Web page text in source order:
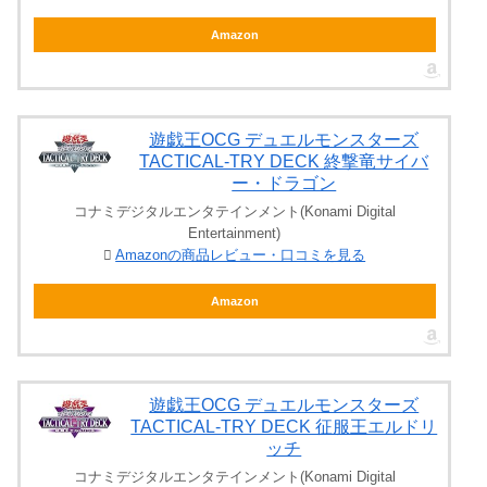
Amazon
遊戯王OCG デュエルモンスターズ
TACTICAL-TRY DECK 終撃竜サイバ
ー・ドラゴン
コナミデジタルエンタテインメント(Konami Digital
Entertainment)
Amazonの商品レビュー・口コミを見る
Amazon
遊戯王OCG デュエルモンスターズ
TACTICAL-TRY DECK 征服王エルドリ
ッチ
コナミデジタルエンタテインメント(Konami Digital